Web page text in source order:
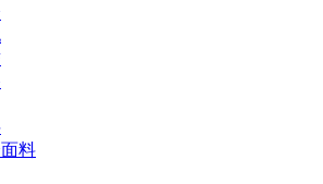
料